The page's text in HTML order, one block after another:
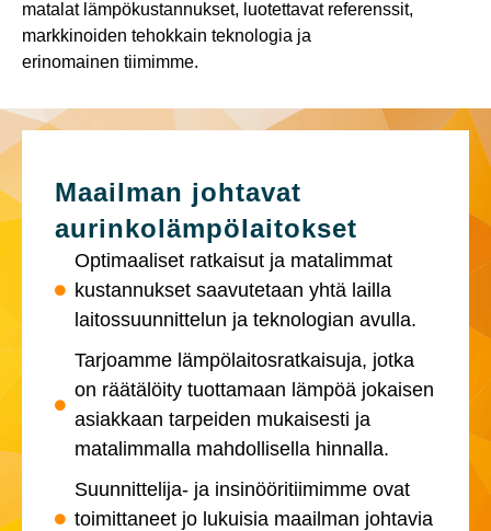
matalat lämpökustannukset, luotettavat referenssit,
markkinoiden tehokkain teknologia ja
erinomainen tiimimme.
Maailman johtavat
aurinkolämpölaitokset
Optimaaliset ratkaisut ja matalimmat
kustannukset saavutetaan yhtä lailla
laitossuunnittelun ja teknologian avulla.
Tarjoamme lämpölaitosratkaisuja, jotka
on räätälöity tuottamaan lämpöä jokaisen
asiakkaan tarpeiden mukaisesti ja
matalimmalla mahdollisella hinnalla.
Suunnittelija- ja insinööritiimimme ovat
toimittaneet jo lukuisia maailman johtavia